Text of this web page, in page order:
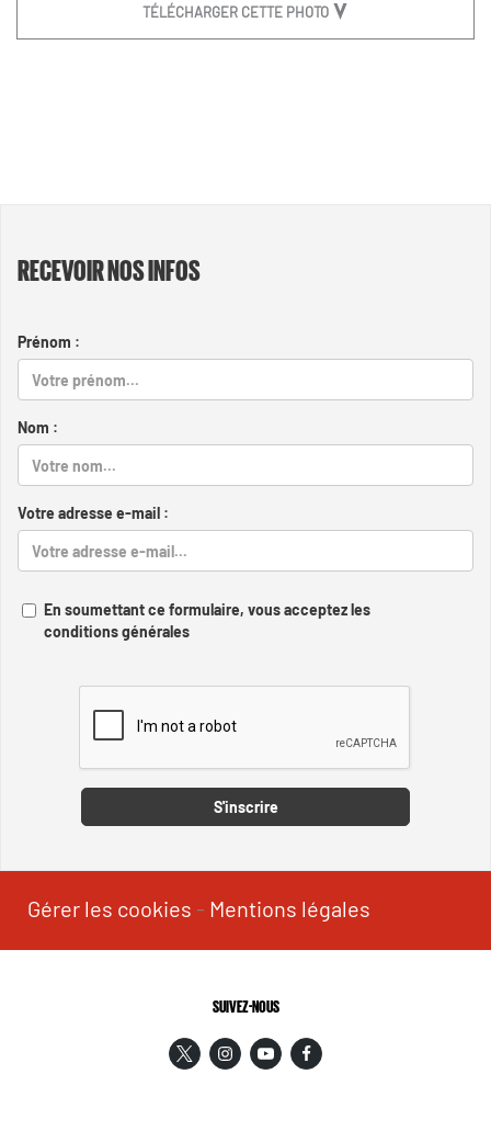
TÉLÉCHARGER CETTE PHOTO
RECEVOIR NOS INFOS
Prénom :
Nom :
Votre adresse e-mail :
En soumettant ce formulaire, vous acceptez les
conditions générales
S'inscrire
Gérer les cookies - Mentions légales
SUIVEZ-NOUS